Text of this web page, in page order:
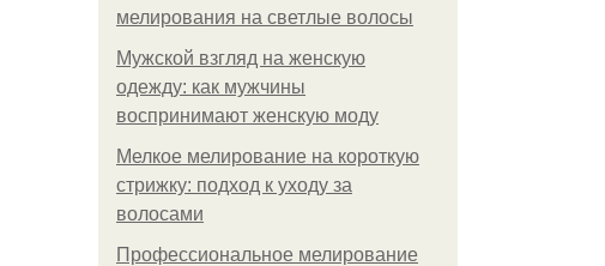
мелирования на светлые волосы
Мужской взгляд на женскую
одежду: как мужчины
воспринимают женскую моду
Мелкое мелирование на короткую
стрижку: подход к уходу за
волосами
Профессиональное мелирование